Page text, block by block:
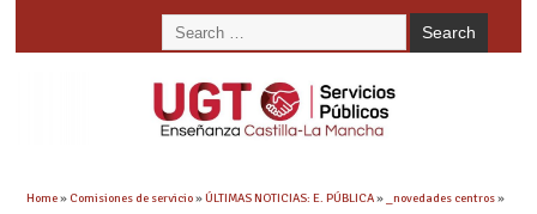
Home» Comisiones de servicio»ÚLTIMAS NOTICIAS: E. PÚBLICA» _novedades centros»